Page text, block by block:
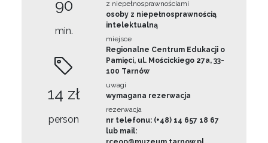
90
min.
14 zł
person
z niepełnosprawnościami
osoby z niepełnosprawnością
intelektualną
miejsce
Regionalne Centrum Edukacji o
Pamięci, ul. Mościckiego 27a, 33-
100 Tarnów
uwagi
wymagana rezerwacja
rezerwacja
nr telefonu: (+48) 14 657 18 67
lub mail: